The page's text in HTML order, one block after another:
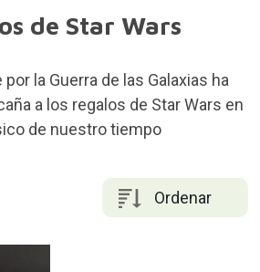
de Star Wars
la Guerra de las Galaxias ha
a los regalos de Star Wars en
de nuestro tiempo
Ordenar